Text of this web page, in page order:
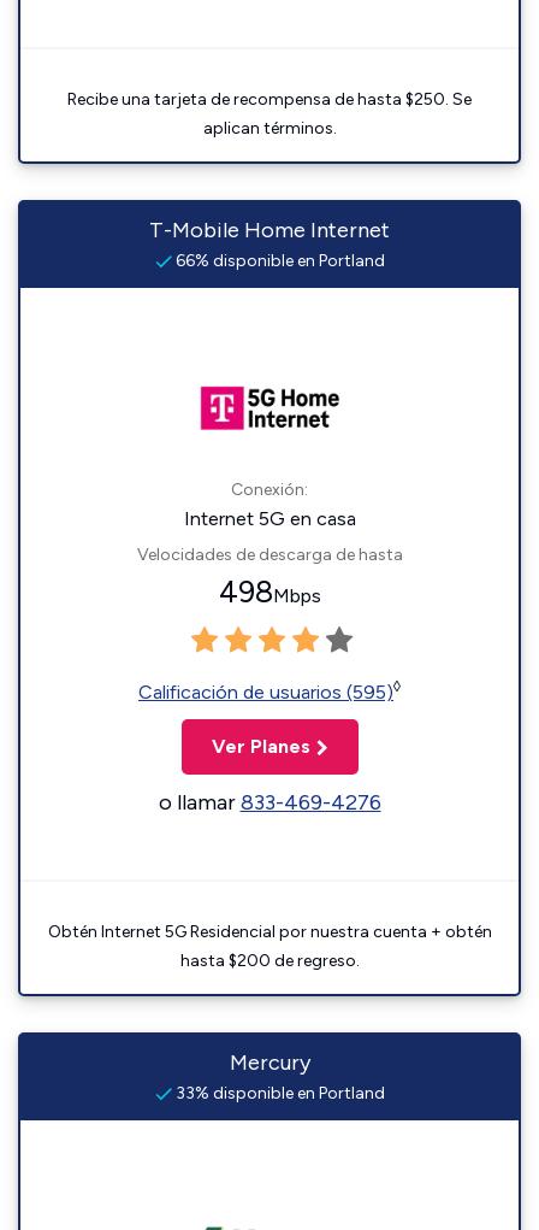
Recibe una tarjeta de recompensa de hasta $250. Se
aplican términos.
T-Mobile Home Internet
66% disponible en Portland
Conexión:
Internet 5G en casa
Velocidades de descarga de hasta
498Mbps
Calificación de usuarios (595)◊
Ver Planes
o llamar833-469-4276
Obtén Internet 5G Residencial por nuestra cuenta + obtén
hasta $200 de regreso.
Mercury
33% disponible en Portland